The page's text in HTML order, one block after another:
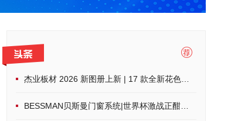
杰业板材 2026 新图册上新 | 17 款全新花色，解锁家装高阶美学
BESSMAN贝斯曼门窗系统|世界杯激战正酣，硬核配置打造沉浸式观赛空间